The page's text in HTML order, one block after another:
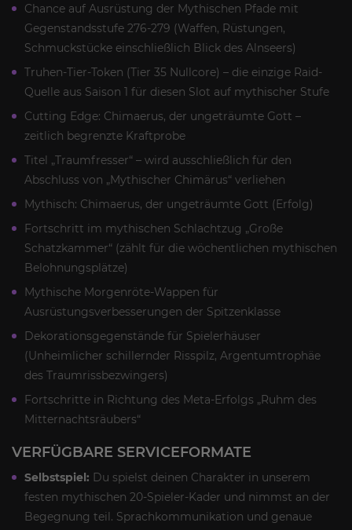
Chance auf Ausrüstung der Mythischen Pfade mit
Gegenstandsstufe 276-279 (Waffen, Rüstungen,
Schmuckstücke einschließlich Blick des Alnseers)
Truhen-Tier-Token (Tier 35 Nullcore) – die einzige Raid-
Quelle aus Saison 1 für diesen Slot auf mythischer Stufe
Cutting Edge: Chimaerus, der ungeträumte Gott –
zeitlich begrenzte Kraftprobe
Titel „Traumfresser“ – wird ausschließlich für den
Abschluss von „Mythischer Chimärus“ verliehen
Mythisch: Chimaerus, der ungeträumte Gott (Erfolg)
Fortschritt im mythischen Schlachtzug „Große
Schatzkammer“ (zählt für die wöchentlichen mythischen
Belohnungsplätze)
Mythische Morgenröte-Wappen für
Ausrüstungsverbesserungen der Spitzenklasse
Dekorationsgegenstände für Spielerhäuser
(Unheimlicher schillernder Risspilz, Argentumtrophäe
des Traumrissbezwingers)
Fortschritte in Richtung des Meta-Erfolgs „Ruhm des
Mitternachtsräubers“
VERFÜGBARE SERVICEFORMATE
Selbstspiel: Du spielst deinen Charakter in unserem
festen mythischen 20-Spieler-Kader und nimmst an der
Begegnung teil. Sprachkommunikation und genaue